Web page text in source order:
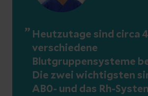
Heutzutage sind circa
verschiedene
Blutgruppensysteme
Die zwei wichtigsten
AB0- und das Rh-